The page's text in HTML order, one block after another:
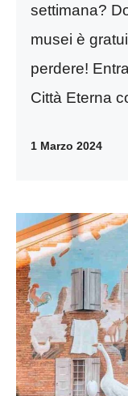
settimana?
musei è
perdere!
Città Eterna
1 Marzo 2024